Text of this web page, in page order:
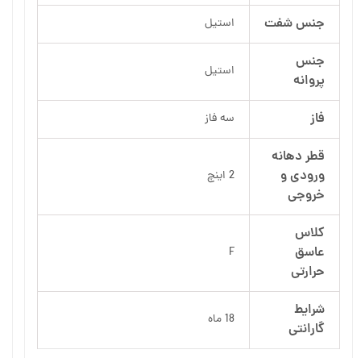
جنس شفت استیل
جنس
پروانه
استیل
فاز سه فاز
قطر دهانه
ورودی و
خروجی
2 اینچ
کلاس
عاسق
حرارتی
F
شرایط
گارانتی
18 ماه